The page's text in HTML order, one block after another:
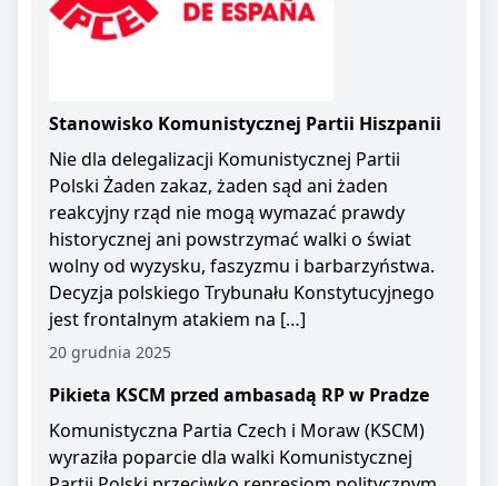
Stanowisko Komunistycznej Partii Hiszpanii
Nie dla delegalizacji Komunistycznej Partii
Polski Żaden zakaz, żaden sąd ani żaden
reakcyjny rząd nie mogą wymazać prawdy
historycznej ani powstrzymać walki o świat
wolny od wyzysku, faszyzmu i barbarzyństwa.
Decyzja polskiego Trybunału Konstytucyjnego
jest frontalnym atakiem na […]
20 grudnia 2025
Pikieta KSCM przed ambasadą RP w Pradze
Komunistyczna Partia Czech i Moraw (KSCM)
wyraziła poparcie dla walki Komunistycznej